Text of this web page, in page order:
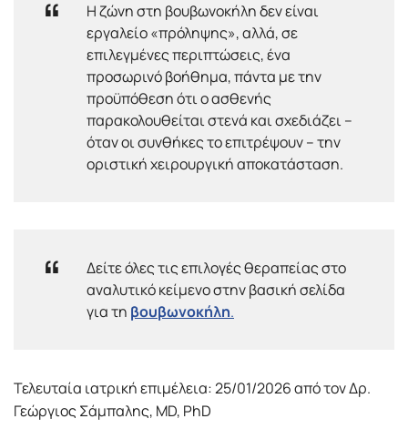
Η ζώνη στη βουβωνοκήλη δεν είναι
εργαλείο «πρόληψης», αλλά, σε
επιλεγμένες περιπτώσεις, ένα
προσωρινό βοήθημα, πάντα με την
προϋπόθεση ότι ο ασθενής
παρακολουθείται στενά και σχεδιάζει –
όταν οι συνθήκες το επιτρέψουν – την
οριστική χειρουργική αποκατάσταση.
Δείτε όλες τις επιλογές θεραπείας στο
αναλυτικό κείμενο στην βασική σελίδα
για τη βουβωνοκήλη.
Τελευταία ιατρική επιμέλεια: 25/01/2026 από τον Δρ.
Γεώργιος Σάμπαλης, MD, PhD